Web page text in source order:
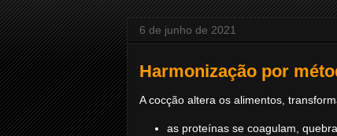
6 de junho de 2021
Harmonização por
A cocção altera os alimentos,
as proteínas se coagulam,